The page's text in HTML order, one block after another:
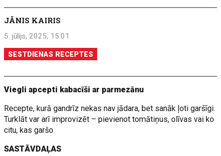
JĀNIS KAIRIS
5. jūlijs, 2025, 15:01
SESTDIENAS RECEPTES
Viegli apcepti kabacīši ar parmezānu
Recepte, kurā gandrīz nekas nav jādara, bet sanāk ļoti garšīgi.
Turklāt var arī improvizēt – pievienot tomātiņus, olīvas vai ko
citu, kas garšo
SASTĀVDAĻAS